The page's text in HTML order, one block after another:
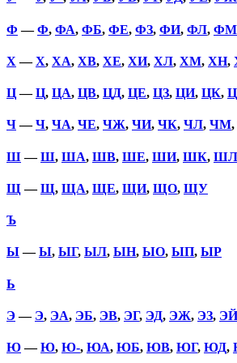
Ф —Ф, ФА, ФБ, ФЕ, ФЗ, ФИ, ФЛ, ФМ
Х —Х, ХА, ХВ, ХЕ, ХИ, ХЛ, ХМ, ХН,
Ц—Ц, ЦА, ЦВ, ЦД, ЦЕ, ЦЗ, ЦИ, ЦК,
Ч—Ч, ЧА, ЧЕ, ЧЖ, ЧИ, ЧК, ЧЛ, ЧМ,
Ш—Ш, ША, ШВ, ШЕ, ШИ, ШК, ШЛ
Щ —Щ, ЩА, ЩЕ, ЩИ, ЩО, ЩУ
Ъ
Ы—Ы, ЫГ, ЫЛ, ЫН, ЫО, ЫП, ЫР
Ь
Э— Э, ЭА, ЭБ, ЭВ, ЭГ, ЭД, ЭЖ, ЭЗ, ЭЙ
Ю—Ю, Ю-, ЮА, ЮБ, ЮВ, ЮГ, ЮД,